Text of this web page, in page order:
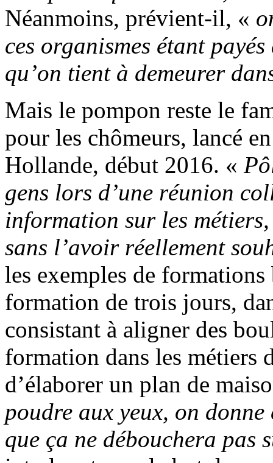
Néanmoins, prévient-il, «
ces organismes étant
qu’on tient à demeurer
Mais le pompon reste le
pour les chômeurs, lancé
Hollande, début 2016. «
gens lors d’une réunion
information sur les
sans l’avoir réellement
les exemples de
formation de trois jours,
consistant à aligner des
formation dans les métiers
d’élaborer un plan de
poudre aux yeux, on
que ça ne débouchera pas